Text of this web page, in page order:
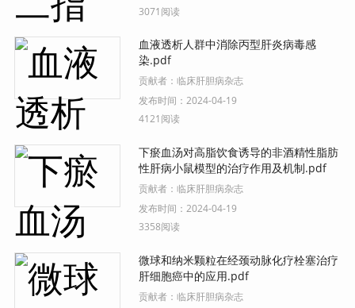
3071阅读
血液透析人群中消除丙型肝炎病毒感
染.pdf
贡献者： 临床肝胆病杂志
发布时间： 2024-04-19
4121阅读
下瘀血汤对高脂饮食诱导的非酒精性脂肪
性肝病小鼠模型的治疗作用及机制.pdf
贡献者： 临床肝胆病杂志
发布时间： 2024-04-19
3358阅读
微球和纳米颗粒在经颈动脉化疗栓塞治疗
肝细胞癌中的应用.pdf
贡献者： 临床肝胆病杂志